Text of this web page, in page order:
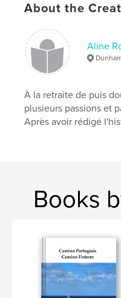
About the
Aline
À la retraite de puis
plusieurs passions et
Après avoir rédigé
Books